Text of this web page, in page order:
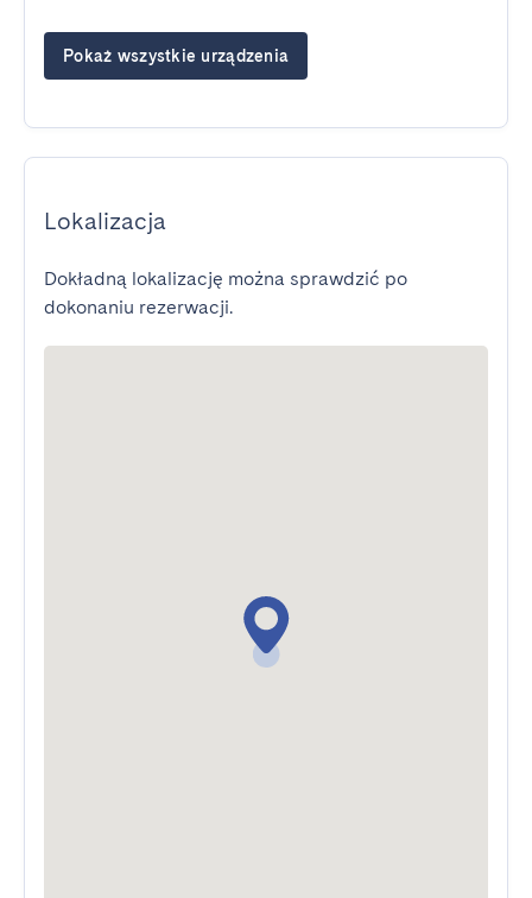
Pokaż wszystkie urządzenia
Lokalizacja
Dokładną lokalizację można sprawdzić po
dokonaniu rezerwacji.